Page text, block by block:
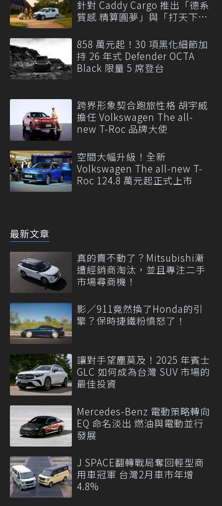
針對 Caddy Cargo 推出「德系
質感 精算圓夢」與「打天下」
858 萬元起！30 項黑化細節加
持 26 年式 Defender OCTA
Black 限量 5 席登台
跨界形象契合跑旅性格 胡宇威
擔任 Volkswagen The all-
new T-Roc 品牌大使
空間大幅升級！全新
Volkswagen The all-new T-
Roc 124.8 萬元起正式上市
最新文章
真的賣不動了？Mitsubishi漸
遭經銷商淘汰，並且專注二手
市場尋商機！
影／911竟然換了Honda的引
擎？保時捷鐵粉憤怒了！
讓對手望塵莫及！2025 年賓士
GLC 如何成為台灣 SUV 市場的
最佳投資
Mercedes-Benz 電動策略轉向
EQ 命名淡出 燃油與電動並行
發展
J SPACE翻轉戰局奪回輕型商
用車冠軍 台灣2月車市年增
4.8%